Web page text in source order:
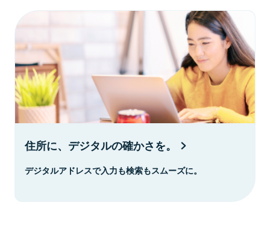
住所に、デジタルの確かさを。
デジタルアドレスで入力も検索もスムーズに。